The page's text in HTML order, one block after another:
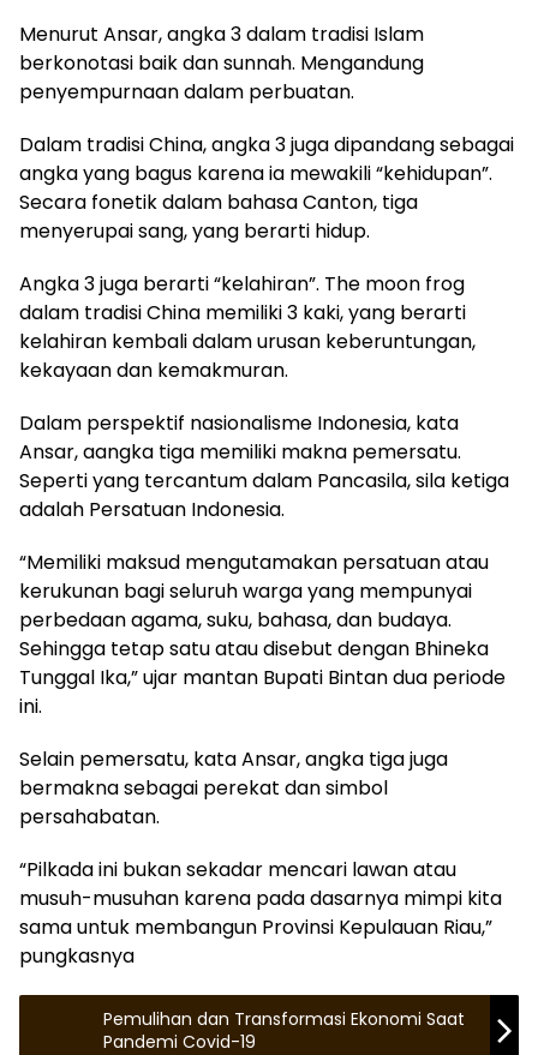
Menurut Ansar, angka 3 dalam tradisi Islam
berkonotasi baik dan sunnah. Mengandung
penyempurnaan dalam perbuatan.
Dalam tradisi China, angka 3 juga dipandang sebagai
angka yang bagus karena ia mewakili “kehidupan”.
Secara fonetik dalam bahasa Canton, tiga
menyerupai sang, yang berarti hidup.
Angka 3 juga berarti “kelahiran”. The moon frog
dalam tradisi China memiliki 3 kaki, yang berarti
kelahiran kembali dalam urusan keberuntungan,
kekayaan dan kemakmuran.
Dalam perspektif nasionalisme Indonesia, kata
Ansar, aangka tiga memiliki makna pemersatu.
Seperti yang tercantum dalam Pancasila, sila ketiga
adalah Persatuan Indonesia.
“Memiliki maksud mengutamakan persatuan atau
kerukunan bagi seluruh warga yang mempunyai
perbedaan agama, suku, bahasa, dan budaya.
Sehingga tetap satu atau disebut dengan Bhineka
Tunggal Ika,” ujar mantan Bupati Bintan dua periode
ini.
Selain pemersatu, kata Ansar, angka tiga juga
bermakna sebagai perekat dan simbol
persahabatan.
“Pilkada ini bukan sekadar mencari lawan atau
musuh-musuhan karena pada dasarnya mimpi kita
sama untuk membangun Provinsi Kepulauan Riau,”
pungkasnya
Pemulihan dan Transformasi Ekonomi Saat
Pandemi Covid-19